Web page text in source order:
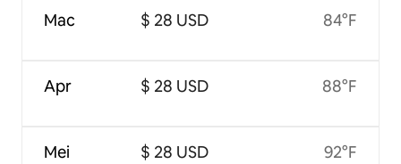
Mac
Apr
Mei
$ 28 USD
$ 28 USD
$ 28 USD
84°F
88°F
92°F